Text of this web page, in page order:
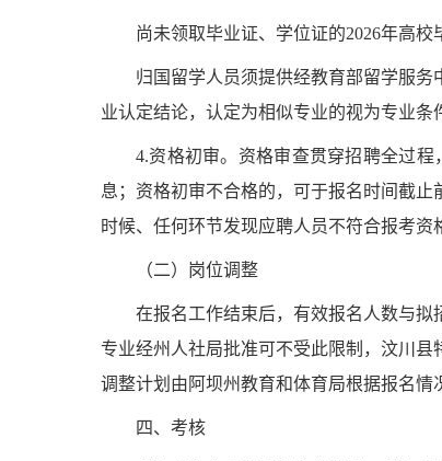
尚未领取毕业证、学位证的2026年高校
归国留学人员须提供经教育部留学服
业认定结论，认定为相似专业的视为专业条
4.资格初审。 资格审查贯穿招聘全过
息；资格初审不合格的，可于报名时间截止
时候、任何环节发现应聘人员不符合报考
（二）岗位调整
在报名工作结束后，有效报名人数与拟
专业经州人社局批准可不受此限制 ，汶川县
调整计划 由阿坝州教育和体育局根据报名情
四、考核